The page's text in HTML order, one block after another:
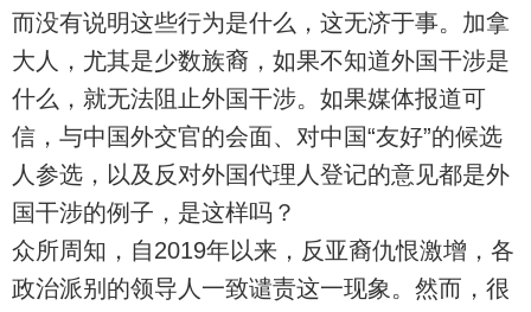
而没有说明这些行为是什么，这无济于事。加拿
大人，尤其是少数族裔，如果不知道外国干涉是
什么，就无法阻止外国干涉。如果媒体报道可
信，与中国外交官的会面、对中国“友好”的候选
人参选，以及反对外国代理人登记的意见都是外
国干涉的例子，是这样吗？
众所周知，自2019年以来，反亚裔仇恨激增，各
政治派别的领导人一致谴责这一现象。然而，很